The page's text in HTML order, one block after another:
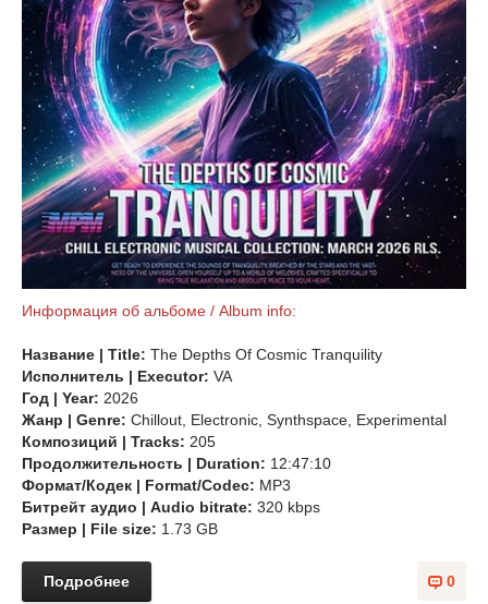
Информация об альбоме / Album info:
Название | Title: The Depths Of Cosmic Tranquility
Исполнитель | Executor: VA
Год | Year: 2026
Жанр | Genre: Chillout, Electronic, Synthspace, Experimental
Композиций | Tracks: 205
Продолжительность | Duration: 12:47:10
Формат/Кодек | Format/Codec: MP3
Битрейт аудио | Audio bitrate: 320 kbps
Размер | File size: 1.73 GB
0
Подробнее